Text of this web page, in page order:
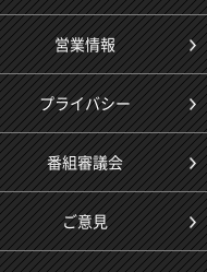
営業情報
プライバシー
番組審議会
ご意見